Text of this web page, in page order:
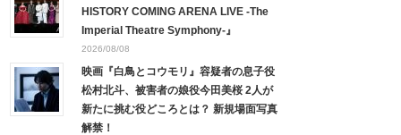
HISTORY COMING ARENA LIVE -The
Imperial Theatre Symphony-』
2026/08/08
映画『白鳥とコウモリ』容疑者の息子役
松村北斗、被害者の娘役今田美桜 2人が
新たに挑む役どころとは？ 新規場面写真
解禁！